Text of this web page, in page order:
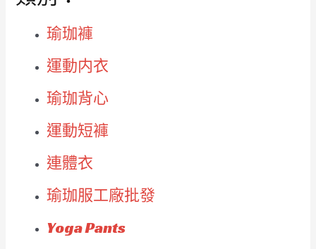
瑜珈褲
運動内衣
瑜珈背心
運動短褲
連體衣
瑜珈服工廠批發
Yoga Pants